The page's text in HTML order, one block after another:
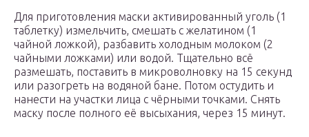
Для приготовления маски активированный уголь (1
таблетку) измельчить, смешать с желатином (1
чайной ложкой), разбавить холодным молоком (2
чайными ложками) или водой. Тщательно всё
размешать, поставить в микроволновку на 15 секунд
или разогреть на водяной бане. Потом остудить и
нанести на участки лица с чёрными точками. Снять
маску после полного её высыхания, через 15 минут.